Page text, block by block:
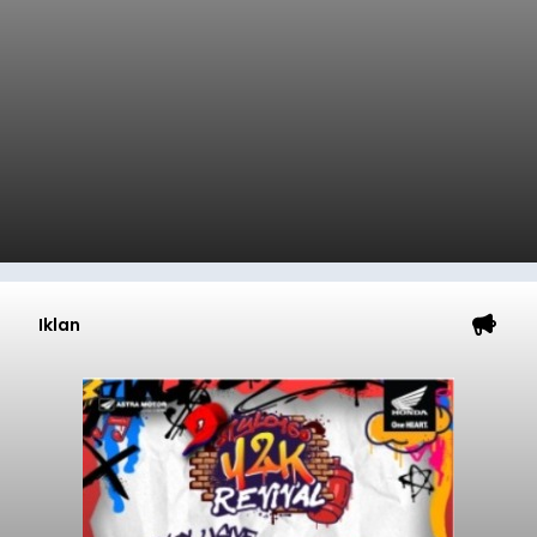
Iklan